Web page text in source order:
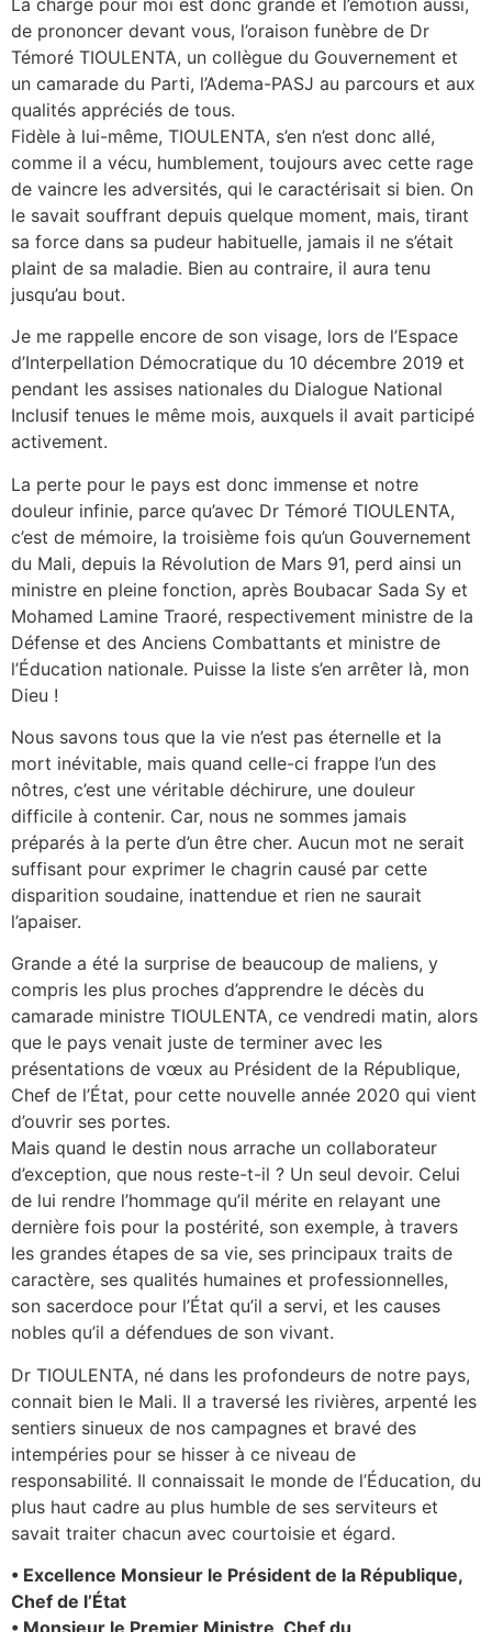
de prononcer devant vous, l’oraison funèbre de Dr
Témoré TIOULENTA, un collègue du Gouvernement et
un camarade du Parti, l’Adema-PASJ au parcours et aux
qualités appréciés de tous.
Fidèle à lui-même, TIOULENTA, s’en n’est donc allé,
comme il a vécu, humblement, toujours avec cette rage
de vaincre les adversités, qui le caractérisait si bien. On
le savait souffrant depuis quelque moment, mais, tirant
sa force dans sa pudeur habituelle, jamais il ne s’était
plaint de sa maladie. Bien au contraire, il aura tenu
jusqu’au bout.
Je me rappelle encore de son visage, lors de l’Espace
d’Interpellation Démocratique du 10 décembre 2019 et
pendant les assises nationales du Dialogue National
Inclusif tenues le même mois, auxquels il avait participé
activement.
La perte pour le pays est donc immense et notre
douleur infinie, parce qu’avec Dr Témoré TIOULENTA,
c’est de mémoire, la troisième fois qu’un Gouvernement
du Mali, depuis la Révolution de Mars 91, perd ainsi un
ministre en pleine fonction, après Boubacar Sada Sy et
Mohamed Lamine Traoré, respectivement ministre de la
Défense et des Anciens Combattants et ministre de
l’Éducation nationale. Puisse la liste s’en arrêter là, mon
Dieu !
Nous savons tous que la vie n’est pas éternelle et la
mort inévitable, mais quand celle-ci frappe l’un des
nôtres, c’est une véritable déchirure, une douleur
difficile à contenir. Car, nous ne sommes jamais
préparés à la perte d’un être cher. Aucun mot ne serait
suffisant pour exprimer le chagrin causé par cette
disparition soudaine, inattendue et rien ne saurait
l’apaiser.
Grande a été la surprise de beaucoup de maliens, y
compris les plus proches d’apprendre le décès du
camarade ministre TIOULENTA, ce vendredi matin, alors
que le pays venait juste de terminer avec les
présentations de vœux au Président de la République,
Chef de l’État, pour cette nouvelle année 2020 qui vient
d’ouvrir ses portes.
Mais quand le destin nous arrache un collaborateur
d’exception, que nous reste-t-il ? Un seul devoir. Celui
de lui rendre l’hommage qu’il mérite en relayant une
dernière fois pour la postérité, son exemple, à travers
les grandes étapes de sa vie, ses principaux traits de
caractère, ses qualités humaines et professionnelles,
son sacerdoce pour l’État qu’il a servi, et les causes
nobles qu’il a défendues de son vivant.
Dr TIOULENTA, né dans les profondeurs de notre pays,
connait bien le Mali. Il a traversé les rivières, arpenté les
sentiers sinueux de nos campagnes et bravé des
intempéries pour se hisser à ce niveau de
responsabilité. Il connaissait le monde de l’Éducation, du
plus haut cadre au plus humble de ses serviteurs et
savait traiter chacun avec courtoisie et égard.
• Excellence Monsieur le Président de la République,
Chef de l’État